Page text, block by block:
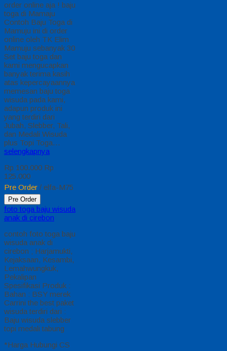
order online aja ! baju
toga di Mamaju
Contoh Baju Toga di
Mamuju ini di order
online oleh TK Elim
Mamuju sebanyak 30
Set baju toga dan
kami mengucapkan
banyak terima kasih
atas kepercayaannya
memesan baju toga
wisuda pada kami,
adapun produk ini
yang terdiri dari
Jubah, Slebber, Tali,
dan Medali Wisuda
plus Topi Toga…
selengkapnya
Rp 100.000 Rp
125.000
Pre Order / elfa-M75
Pre Order
foto toga baju wisuda
anak di cirebon
contoh foto toga baju
wisuda anak di
cirebon ; Harjamukti,
Kejaksaan, Kesambi,
Lemahwungkuk,
Pekalipan
Spesifikasi Produk :
Bahan : BSY merek
Carrini the best paket
wisuda terdiri dari :
Baju wisuda slebber
topi medali tabung
*Harga Hubungi CS